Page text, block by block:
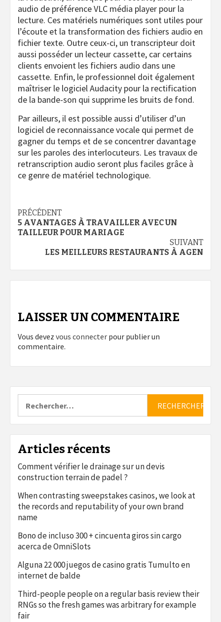
audio de préférence VLC média player pour la
lecture. Ces matériels numériques sont utiles pour
l’écoute et la transformation des fichiers audio en
fichier texte. Outre ceux-ci, un transcripteur doit
aussi posséder un lecteur cassette, car certains
clients envoient les fichiers audio dans une
cassette. Enfin, le professionnel doit également
maîtriser le logiciel Audacity pour la rectification
de la bande-son qui supprime les bruits de fond.
Par ailleurs, il est possible aussi d’utiliser d’un
logiciel de reconnaissance vocale qui permet de
gagner du temps et de se concentrer davantage
sur les paroles des interlocuteurs. Les travaux de
retranscription audio seront plus faciles grâce à
ce genre de matériel technologique.
Navigation
d’article
PRÉCÉDENT
5 AVANTAGES À TRAVAILLER AVEC UN
TAILLEUR POUR MARIAGE
SUIVANT
LES MEILLEURS RESTAURANTS À AGEN
LAISSER UN COMMENTAIRE
Vous devez vous connecter pour publier un
commentaire.
Articles récents
Comment vérifier le drainage sur un devis
construction terrain de padel ?
When contrasting sweepstakes casinos, we look at
the records and reputability of your own brand
name
Bono de incluso 300 + cincuenta giros sin cargo
acerca de OmniSlots
Alguna 22 000 juegos de casino gratis Tumulto en
internet de balde
Third-people people on a regular basis review their
RNGs so the fresh games was arbitrary for example
fair